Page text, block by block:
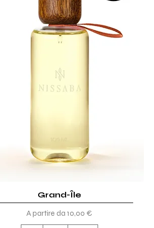
Vista rapida
Grand-Île
A partire da10,00 €
Prezzo scontato